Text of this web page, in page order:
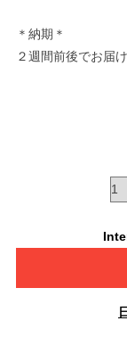
＊納期＊
２週間前後でお届け